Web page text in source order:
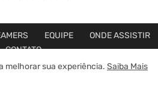
EQUIPE
ONDE ASSISTIR
CONTATO
porBlogger Templates
melhorar sua experiência. Saiba Mais